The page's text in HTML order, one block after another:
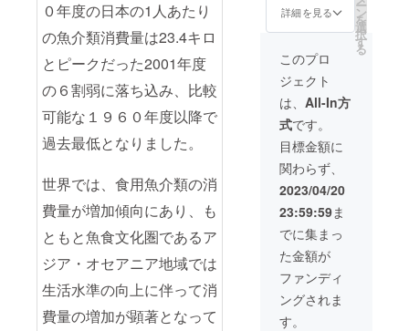
０年度の日本の1人あたり
の魚介類消費量は23.4キロ
とピークだった2001年度
の６割弱に落ち込み、比較
可能な１９６０年度以降で
過去最低となりました。
世界では、食用魚介類の消
費量が増加傾向にあり、も
ともと魚食文化圏であるア
ジア・オセアニア地域では
生活水準の向上に伴って消
費量の増加が顕著となって
バジル
ペッ
パー、
西京味
噌）に
漬け込
んだ大
人から
子供ま
でお楽
しみ頂
ける商
品で
す！！
レモン
ペッ
パー
２ バ
ジル
ペッ
パー
詳細を見る ー
ン
を
選
択
す
る
このプロ
ジェクト
は、 All-In方
式です。
目標金額に
関わらず、
2023/04/20
23:59:59ま
でに集まっ
た金額が
ファンディ
ングされま
す。